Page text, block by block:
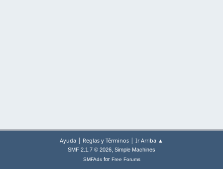
Ayuda | Reglas y Términos | Ir Arriba ▲
SMF 2.1.7 © 2026, Simple Machines
SMFAdsfor Free Forums